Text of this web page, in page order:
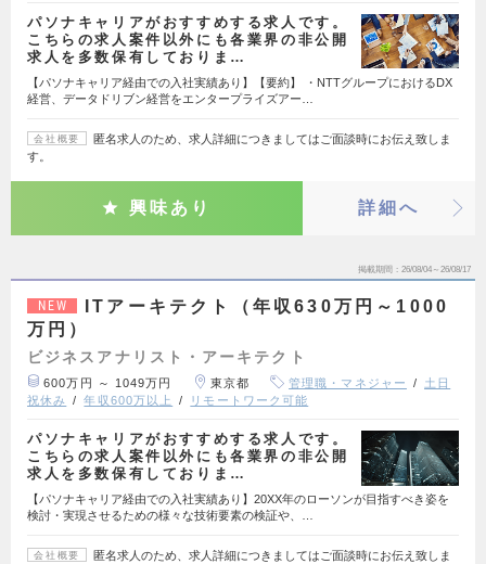
パソナキャリアがおすすめする求人です。
こちらの求人案件以外にも各業界の非公開
求人を多数保有しておりま…
【パソナキャリア経由での入社実績あり】【要約】 ・NTTグループにおけるDX
経営、データドリブン経営をエンタープライズアー…
会社概要
匿名求人のため、求人詳細につきましてはご面談時にお伝え致しま
す。
興味あり 詳細へ
掲載期間 26/08/04～26/08/17
NEW
ITアーキテクト（年収630万円～1000
万円）
ビジネスアナリスト・アーキテクト
600万円 ～ 1049万円 東京都 管理職・マネジャー
土日
祝休み
年収600万以上 リモートワーク可能
パソナキャリアがおすすめする求人です。
こちらの求人案件以外にも各業界の非公開
求人を多数保有しておりま…
【パソナキャリア経由での入社実績あり】20XX年のローソンが目指すべき姿を
検討・実現させるための様々な技術要素の検証や、…
会社概要
匿名求人のため、求人詳細につきましてはご面談時にお伝え致しま